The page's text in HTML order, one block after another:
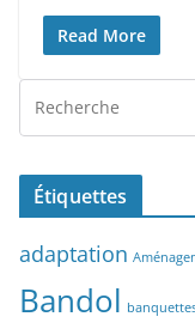
Read More
Étiquettes
adaptation
Bandol